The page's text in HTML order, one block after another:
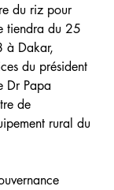
du riz pour
tiendra du 25
à Dakar,
du président
Dr Papa
de
rural du